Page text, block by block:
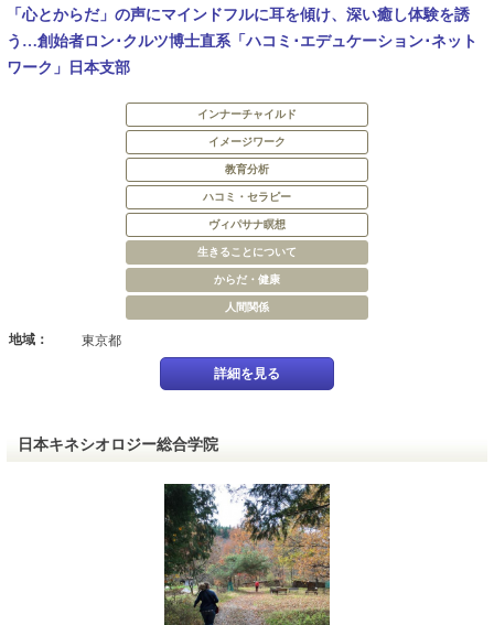
「心とからだ」の声にマインドフルに耳を傾け、深い癒し体験を誘
う…創始者ロン･クルツ博士直系「ハコミ･エデュケーション･ネット
ワーク」日本支部
インナーチャイルド
イメージワーク
教育分析
ハコミ・セラピー
ヴィパサナ瞑想
生きることについて
からだ・健康
人間関係
地域： 東京都
詳細を見る
日本キネシオロジー総合学院